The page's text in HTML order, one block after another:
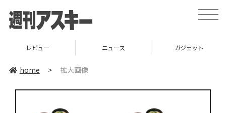
toggle
レビュー ニュース ガジェット
home > 拡大画像